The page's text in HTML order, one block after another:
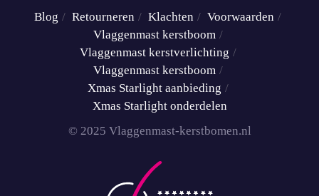
Blog Retourneren Klachten
Voorwaarden
Vlaggenmast kerstboom
Vlaggenmast kerstverlichting
Vlaggenmast kerstboom
Xmas Starlight aanbieding
Xmas Starlight onderdelen
© 2025 Vlaggenmast-kerstbomen.nl